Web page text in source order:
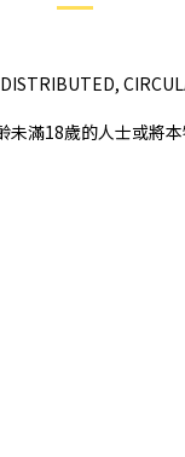
滿18歲的人士或將